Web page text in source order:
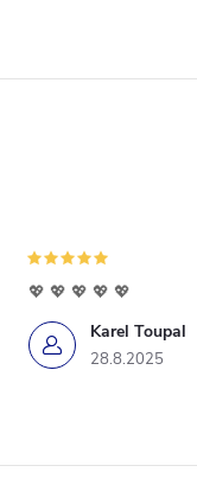
Karel Toupal
28.8.2025
💖 💖 💖 💖 💖